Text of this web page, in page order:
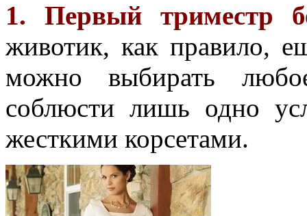
1. Первый триместр
животик, как правило,
можно выбирать
соблюсти лишь одно
жесткими корсетами.